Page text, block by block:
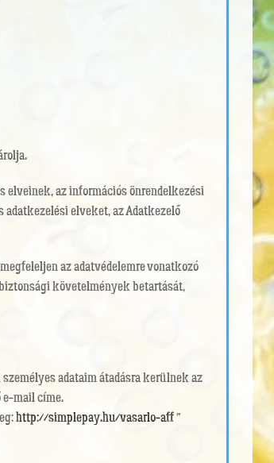
elveinek, az információs önrendelkezési
elveket, az Adatkezelő
az adatvédelemre vonatkozó
követelmények betartását,
adataim átadásra kerülnek az
e-mail címe.
http://simplepay.hu/vasarlo-aff”